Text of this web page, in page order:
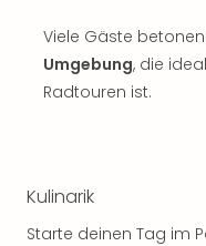
Viele Gäste
Umgebung, die
Radtouren ist.
Kulinarik
Starte deinen Tag im